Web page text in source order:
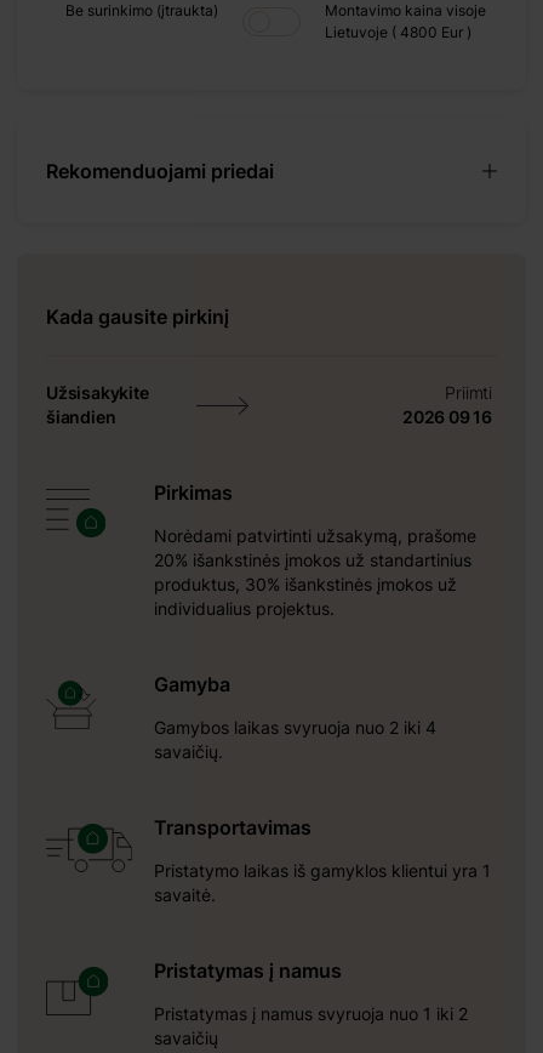
Be surinkimo (įtraukta)
Montavimo kaina visoje
Lietuvoje ( 4800 Eur )
Rekomenduojami priedai
Kada gausite pirkinį
Užsisakykite
šiandien
Priimti
2026 09 16
Pirkimas
Norėdami patvirtinti užsakymą, prašome
20% išankstinės įmokos už standartinius
produktus, 30% išankstinės įmokos už
individualius projektus.
Gamyba
Gamybos laikas svyruoja nuo 2 iki 4
savaičių.
Transportavimas
Pristatymo laikas iš gamyklos klientui yra 1
savaitė.
Pristatymas į namus
Pristatymas į namus svyruoja nuo 1 iki 2
savaičių
yra 43 m², o
Jo natūralus